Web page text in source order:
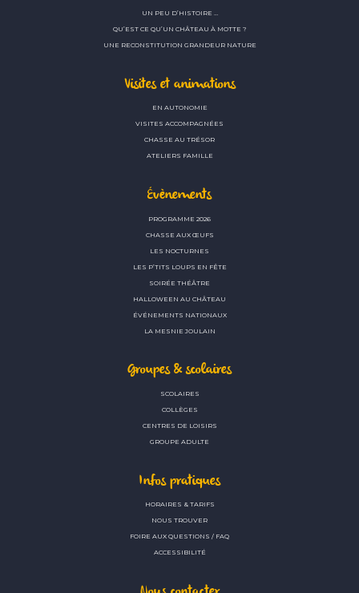
UN PEU D’HISTOIRE …
QU’EST CE QU’UN CHÂTEAU À MOTTE ?
UNE RECONSTITUTION GRANDEUR NATURE
Visites et animations
EN AUTONOMIE
VISITES ACCOMPAGNÉES
CHASSE AU TRÉSOR
ATELIERS FAMILLE
Évènements
PROGRAMME 2026
CHASSE AUX ŒUFS
LES NOCTURNES
LES P’TITS LOUPS EN FÊTE
SOIRÉE THÉÂTRE
HALLOWEEN AU CHÂTEAU
ÉVÉNEMENTS NATIONAUX
LA MESNIE JOULAIN
Groupes & scolaires
SCOLAIRES
COLLÈGES
CENTRES DE LOISIRS
GROUPE ADULTE
Infos pratiques
HORAIRES & TARIFS
NOUS TROUVER
FOIRE AUX QUESTIONS / FAQ
ACCESSIBILITÉ